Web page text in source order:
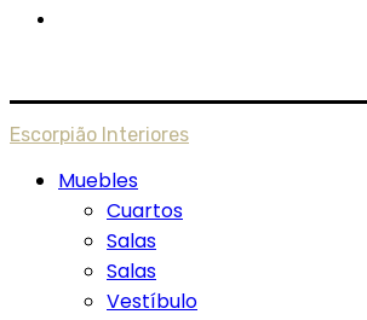
Escorpião Interiores
Muebles
Cuartos
Salas
Salas
Vestíbulo